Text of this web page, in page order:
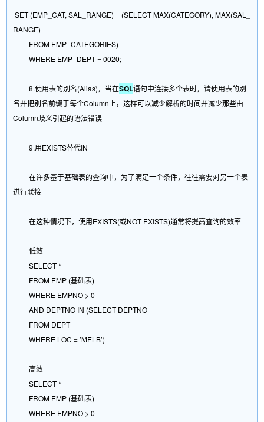
SET (EMP_CAT, SAL_RANGE) = (SELECT MAX(CATEGORY), MAX(SAL_
RANGE)
FROM EMP_CATEGORIES)
WHERE EMP_DEPT = 0020;
8.使用表的别名(Alias)，当在SQL语句中连接多个表时，请使用表的别
名并把别名前缀于每个Column上，这样可以减少解析的时间并减少那些由
Column歧义引起的语法错误
9.用EXISTS替代IN
在许多基于基础表的查询中，为了满足一个条件，往往需要对另一个表
进行联接
在这种情况下，使用EXISTS(或NOT EXISTS)通常将提高查询的效率
低效
SELECT *
FROM EMP (基础表)
WHERE EMPNO > 0
AND DEPTNO IN (SELECT DEPTNO
FROM DEPT
WHERE LOC = ’MELB’)
高效
SELECT *
FROM EMP (基础表)
WHERE EMPNO > 0